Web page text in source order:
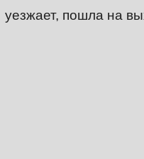
уезжает, пошла на